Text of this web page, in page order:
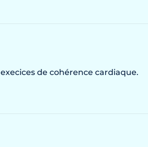
de cohérence cardiaque.